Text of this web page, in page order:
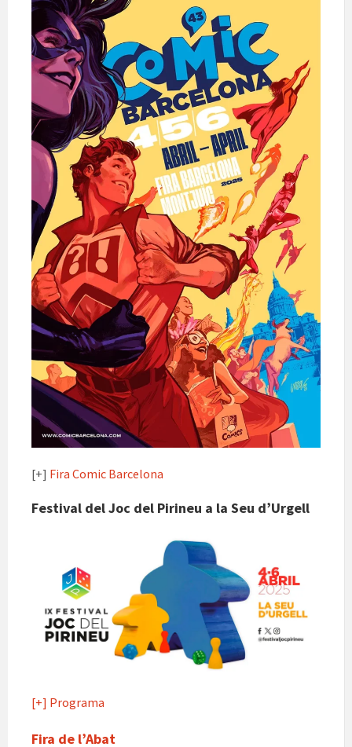
[+] Fira Comic Barcelona
Festival del Joc del Pirineu a la Seu d’Urgell
[+] Programa
Fira de l’Abat